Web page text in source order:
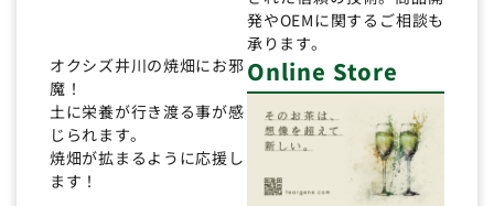
オクシズ井川の焼畑にお邪
魔！
土に栄養が行き渡る事が感
じられます。
焼畑が拡まるように応援し
ます！
発やOEMに関するご相談も
承ります。
Online Store